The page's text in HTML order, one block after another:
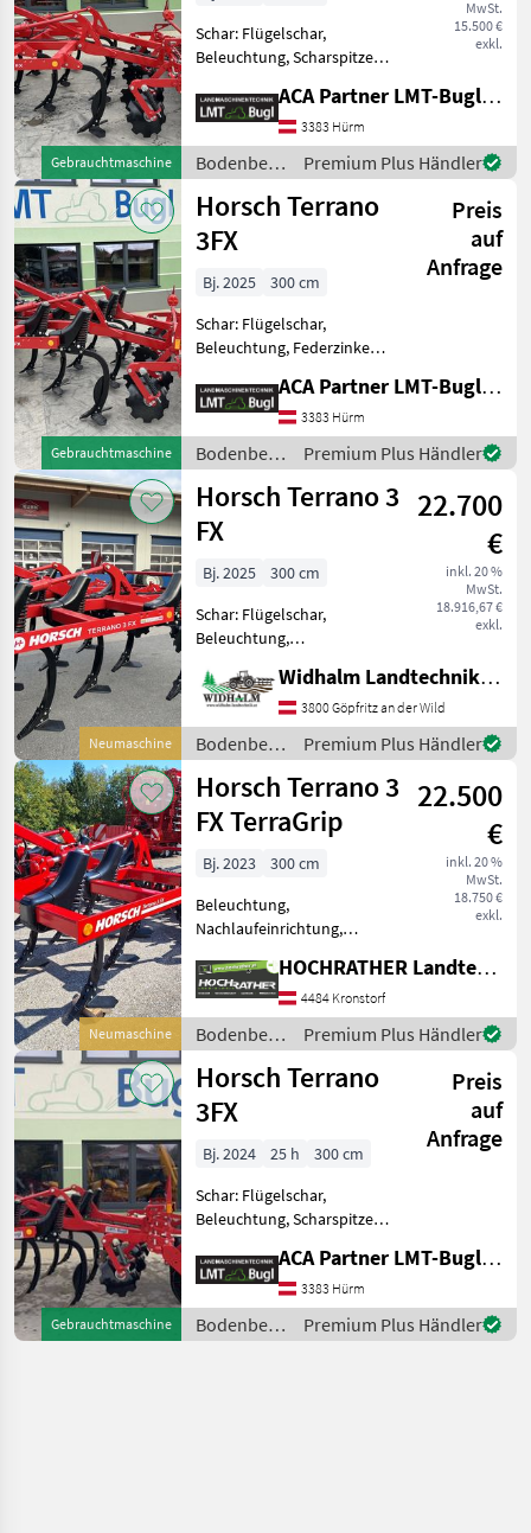
Gebrauchtmaschine
MwSt.
15.500 €
exkl.
Schar: Flügelschar,
Beleuchtung, Scharspitzen,
Terrano 3FX * 10Stk. Zinken
mit Abschersicherung *
Roll-Flex Packerwalze
D=540mm * Hydraulische
ACA Partner LMT-Bugl GmbH
3383 Hürm
Bodenbearbeitung
/ Horsch
Premium Plus Händler
Gebrauchtmaschine
Horsch Terrano
3FX
Preis
auf
Anfrage
Bj. 2025
300 cm
Schar: Flügelschar,
Beleuchtung, Federzinken,
Steinsicherung Horsch
Terrano 3FX * 10Stk.
TerraGrip Zinken
(Überlastgesichert) * Roll-
Flex Packerwalze D=5
ACA Partner LMT-Bugl GmbH
3383 Hürm
Bodenbearbeitung
/ Horsch
Premium Plus Händler
Neumaschine
Horsch Terrano 3
FX
22.700
€
inkl. 20 %
MwSt.
18.916,67 €
exkl.
Bj. 2025
300 cm
Schar: Flügelschar,
Beleuchtung,
Scharspitzen,
Steinsicherung Horsch
Terrano 3 FX -
Lagermaschine - 3 Punk-
Anhängung - TerraGrip
Zinken - RollF
Widhalm Landtechnik GmbH
3800 Göpfritz an der Wild
Bodenbearbeitung
/ Horsch
Premium Plus Händler
Neumaschine
Horsch Terrano 3
FX TerraGrip
22.500
€
inkl. 20 %
MwSt.
18.750 €
exkl.
Bj. 2023
300 cm
Beleuchtung,
Nachlaufeinrichtung,
Steinsicherung Extras inkl.:
gefederte
Einebnungsscheiben,
hydraulische
Tieferverstellung
Scharspitzen, Striegel
hinten,
HOCHRATHER Landtechnik GmbH
4484 Kronstorf
Bodenbearbeitung
/ Horsch
Premium Plus Händler
Gebrauchtmaschine
Horsch Terrano
3FX
Preis
auf
Anfrage
Bj. 2024 25 h
300 cm
Schar: Flügelschar,
Beleuchtung, Scharspitzen,
Terrano 3FX * 10Stk.
TerraGrip Zinken
(Überlastgesichert) * Roll-
Cut Packerwalze D=600mm
ACA Partner LMT-Bugl GmbH
3383 Hürm
Bodenbearbeitung
/ Horsch
Premium Plus Händler